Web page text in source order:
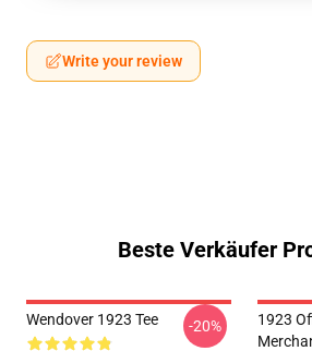
Write your review
Beste Verkäufer
Wendover 1923 Tee -20%
1923